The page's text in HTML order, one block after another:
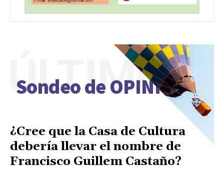
Sondeo de OPINIÓN
ÚLTIMO
¿Cree que la Casa de Cultura
debería llevar el nombre de
Francisco Guillem Castaño?